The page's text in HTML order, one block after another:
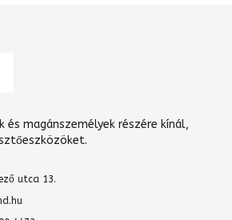
és magánszemélyek részére kínál,
utca 13.